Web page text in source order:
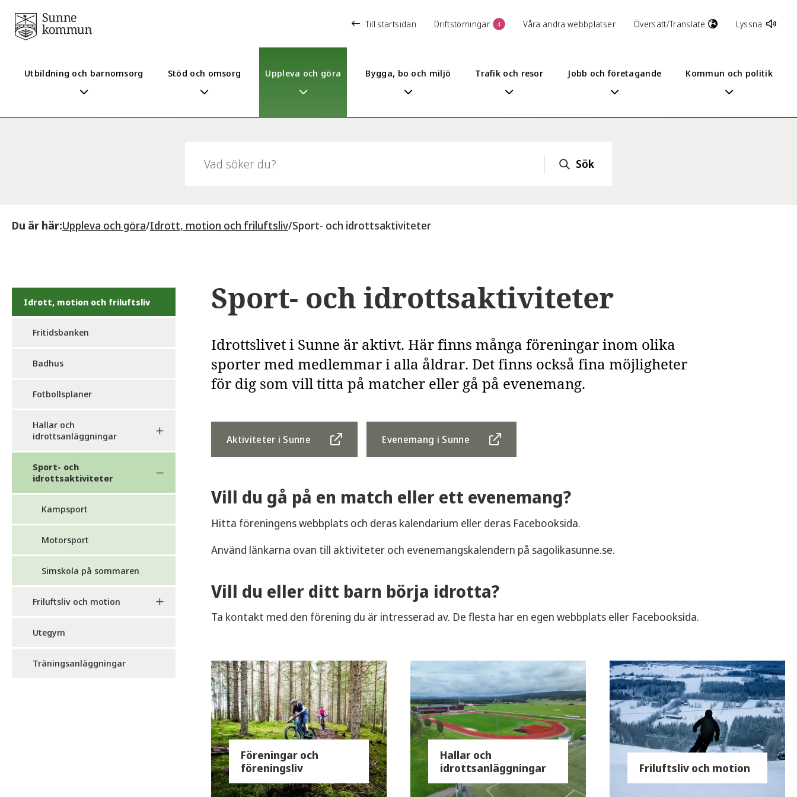
Till startsidan Driftstörningar 4 Våra andra webbplatser Översätt/Translate Lyssna
Utbildning och barnomsorg Stöd och omsorg Uppleva och göra Bygga, bo och miljö Trafik och resor Jobb och företagande Kommun och politik
Sök
Du är här:Uppleva och göra/Idrott, motion och friluftsliv/Sport- och idrottsaktiviteter
Idrott, motion och friluftsliv
Fritidsbanken
Badhus
Fotbollsplaner
Hallar och
idrottsanläggningar
Sport- och
idrottsaktiviteter
Kampsport
Motorsport
Simskola på sommaren
Friluftsliv och motion
Utegym
Träningsanläggningar
Sport- och idrottsaktiviteter
Idrottslivet i Sunne är aktivt. Här finns många föreningar inom olika
sporter med medlemmar i alla åldrar. Det finns också fina möjligheter
för dig som vill titta på matcher eller gå på evenemang.
Aktiviteter i Sunne Evenemang i Sunne
Vill du gå på en match eller ett evenemang?
Hitta föreningens webbplats och deras kalendarium eller deras Facebooksida.
Använd länkarna ovan till aktiviteter och evenemangskalendern på sagolikasunne.se.
Vill du eller ditt barn börja idrotta?
Ta kontakt med den förening du är intresserad av. De flesta har en egen webbplats eller Facebooksida.
Föreningar och
föreningsliv
Hallar och
idrottsanläggningar
Friluftsliv och motion